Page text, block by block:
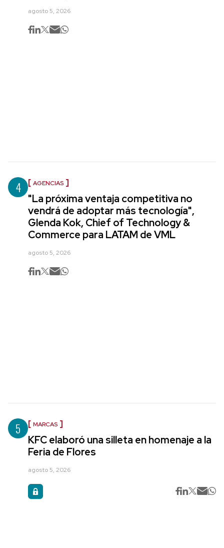
agosto 5, 2026
4 AGENCIAS
"La próxima ventaja competitiva no
vendrá de adoptar más tecnología",
Glenda Kok, Chief of Technology &
Commerce para LATAM de VML
agosto 5, 2026
5 MARCAS
KFC elaboró una silleta en homenaje a la
Feria de Flores
agosto 5, 2026